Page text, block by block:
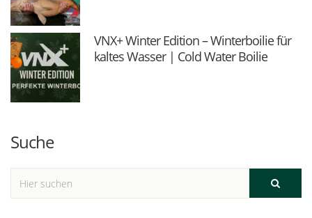
VNX+ Winter Edition – Winterboilie für
kaltes Wasser | Cold Water Boilie
Suche